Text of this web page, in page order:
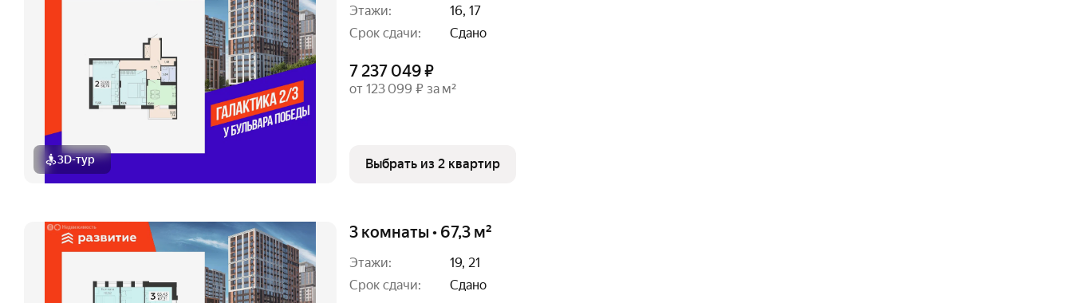
3D-тур
Этажи:
16, 17
Срок сдачи:
Сдано
7 237 049 ₽
от 123 099 ₽ за м²
Выбрать из 2 квартир
3 комнаты • 67,3 м²
Этажи:
19, 21
Срок сдачи:
Сдано